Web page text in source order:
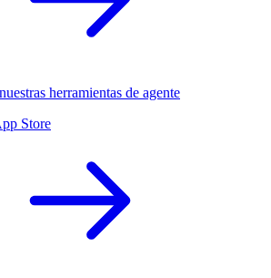
herramientas de agente
Store